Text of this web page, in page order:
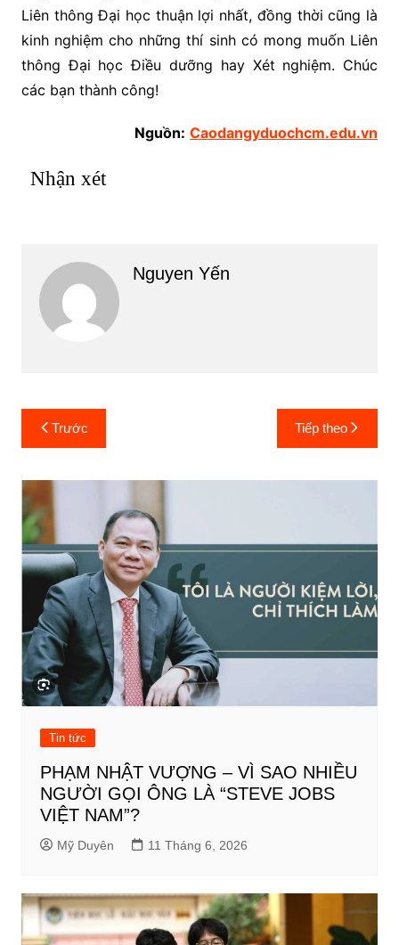
Liên thông Đại học thuận lợi nhất, đồng thời cũng là
kinh nghiệm cho những thí sinh có mong muốn Liên
thông Đại học Điều dưỡng hay Xét nghiệm. Chúc
các bạn thành công!
Nguồn: Caodangyduochcm.edu.vn
Nhận xét
Nguyen Yến
Điều
hướng
bài
viết
Trước Tiếp theo
Tin tức
PHẠM NHẬT VƯỢNG – VÌ SAO NHIỀU
NGƯỜI GỌI ÔNG LÀ “STEVE JOBS
VIỆT NAM”?
Mỹ Duyên 11 Tháng 6, 2026